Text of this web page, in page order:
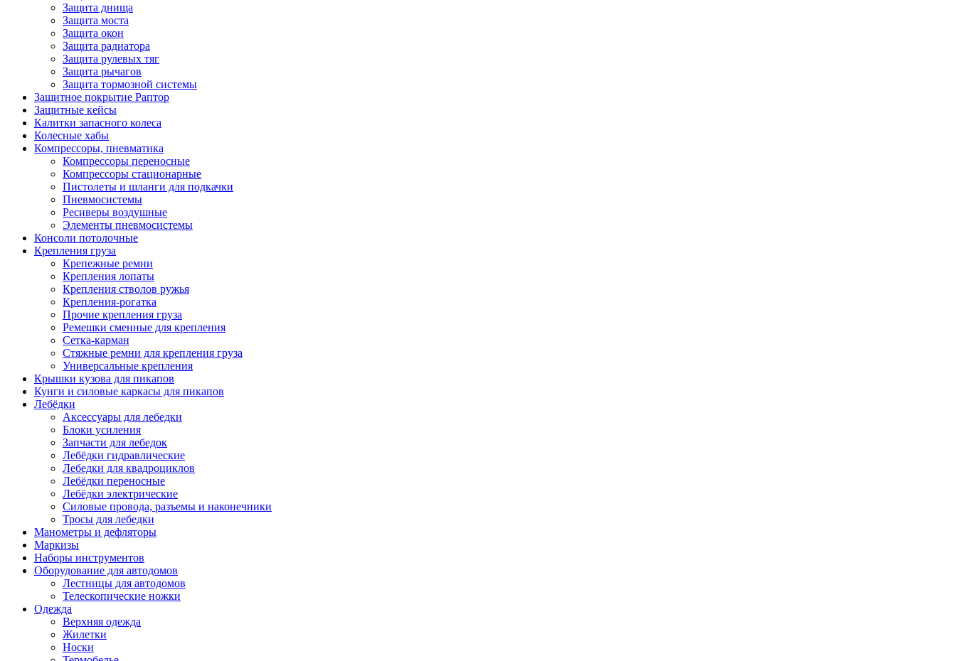
Защита днища
Защита моста
Защита окон
Защита радиатора
Защита рулевых тяг
Защита рычагов
Защита тормозной системы
Защитное покрытие Раптор
Защитные кейсы
Калитки запасного колеса
Колесные хабы
Компрессоры, пневматика
Компрессоры переносные
Компрессоры стационарные
Пистолеты и шланги для подкачки
Пневмосистемы
Ресиверы воздушные
Элементы пневмосистемы
Консоли потолочные
Крепления груза
Крепежные ремни
Крепления лопаты
Крепления стволов ружья
Крепления-рогатка
Прочие крепления груза
Ремешки сменные для крепления
Сетка-карман
Стяжные ремни для крепления груза
Универсальные крепления
Крышки кузова для пикапов
Кунги и силовые каркасы для пикапов
Лебёдки
Аксессуары для лебедки
Блоки усиления
Запчасти для лебедок
Лебёдки гидравлические
Лебедки для квадроциклов
Лебёдки переносные
Лебёдки электрические
Силовые провода, разъемы и наконечники
Тросы для лебедки
Манометры и дефляторы
Маркизы
Наборы инструментов
Оборудование для автодомов
Лестницы для автодомов
Телескопические ножки
Одежда
Верхняя одежда
Жилетки
Носки